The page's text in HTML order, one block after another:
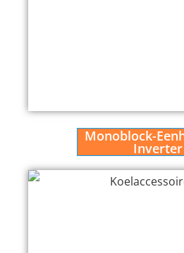
Monoblock-
Inverter